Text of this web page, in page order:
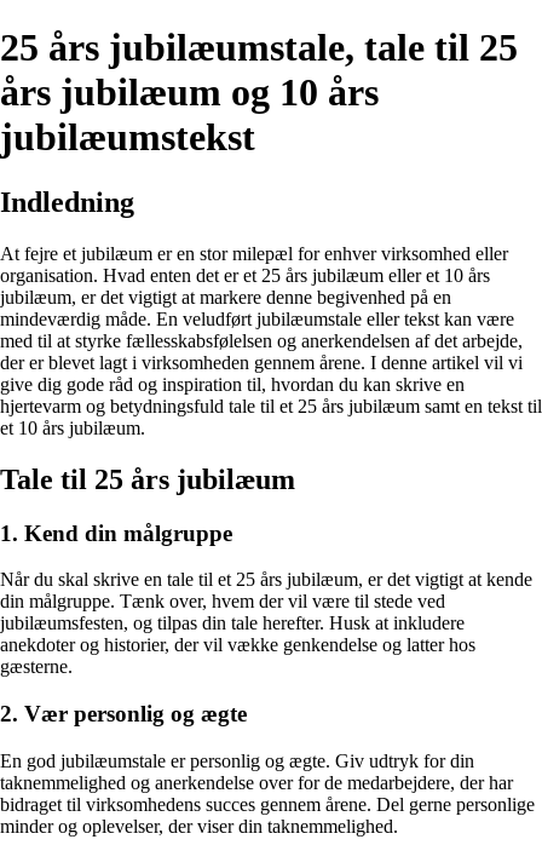
25 års jubilæumstale, tale til 25
års jubilæum og 10 års
jubilæumstekst
Indledning
At fejre et jubilæum er en stor milepæl for enhver virksomhed eller
organisation. Hvad enten det er et 25 års jubilæum eller et 10 års
jubilæum, er det vigtigt at markere denne begivenhed på en
mindeværdig måde. En veludført jubilæumstale eller tekst kan være
med til at styrke fællesskabsfølelsen og anerkendelsen af det arbejde,
der er blevet lagt i virksomheden gennem årene. I denne artikel vil vi
give dig gode råd og inspiration til, hvordan du kan skrive en
hjertevarm og betydningsfuld tale til et 25 års jubilæum samt en tekst til
et 10 års jubilæum.
Tale til 25 års jubilæum
1. Kend din målgruppe
Når du skal skrive en tale til et 25 års jubilæum, er det vigtigt at kende
din målgruppe. Tænk over, hvem der vil være til stede ved
jubilæumsfesten, og tilpas din tale herefter. Husk at inkludere
anekdoter og historier, der vil vække genkendelse og latter hos
gæsterne.
2. Vær personlig og ægte
En god jubilæumstale er personlig og ægte. Giv udtryk for din
taknemmelighed og anerkendelse over for de medarbejdere, der har
bidraget til virksomhedens succes gennem årene. Del gerne personlige
minder og oplevelser, der viser din taknemmelighed.